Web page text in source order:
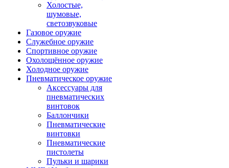
Холостые,
шумовые,
светозвуковые
Газовое оружие
Служебное оружие
Спортивное оружие
Охолощённое оружие
Холодное оружие
Пневматическое оружие
Аксессуары для
пневматических
винтовок
Баллончики
Пневматические
винтовки
Пневматические
пистолеты
Пульки и шарики